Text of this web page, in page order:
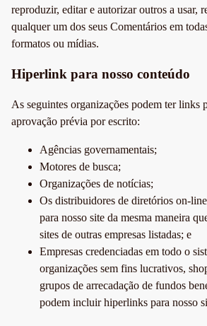
reproduzir, editar e autorizar outros a usar,
qualquer um dos seus Comentários em
formatos ou mídias.
Hiperlink para nosso conteúdo
As seguintes organizações podem ter links
aprovação prévia por escrito:
Agências governamentais;
Motores de busca;
Organizações de notícias;
Os distribuidores de diretórios on-
para nosso site da mesma maneira
sites de outras empresas listadas; e
Empresas credenciadas em todo o
organizações sem fins lucrativos,
grupos de arrecadação de fundos
podem incluir hiperlinks para nosso